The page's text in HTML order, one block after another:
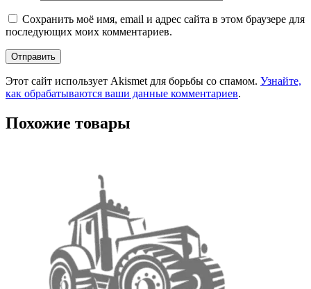
Сохранить моё имя, email и адрес сайта в этом браузере для
последующих моих комментариев.
Этот сайт использует Akismet для борьбы со спамом. Узнайте,
как обрабатываются ваши данные комментариев.
Похожие товары